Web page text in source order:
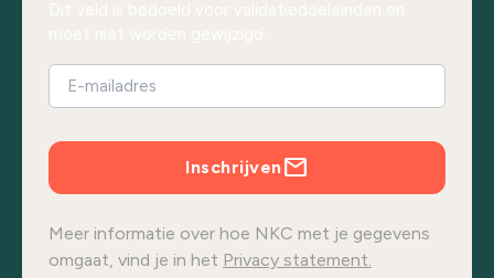
Inschrijven
Meer informatie over hoe NKC met je gegevens
omgaat, vind je in het Privacy statement.